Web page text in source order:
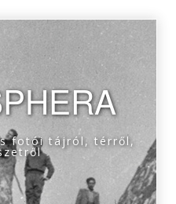
fotói tájról, térről,